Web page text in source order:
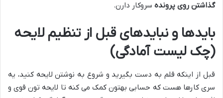
گذاشتن روی پرونده سروکار دارن.
بایدها و نبایدهای قبل از تنظیم لایحه
(چک لیست آمادگی)
قبل از اینکه قلم به دست بگیرید و شروع به نوشتن لایحه کنید، یه
سری کارها هست که حسابی بهتون کمک می کنه تا لایحه تون قوی و